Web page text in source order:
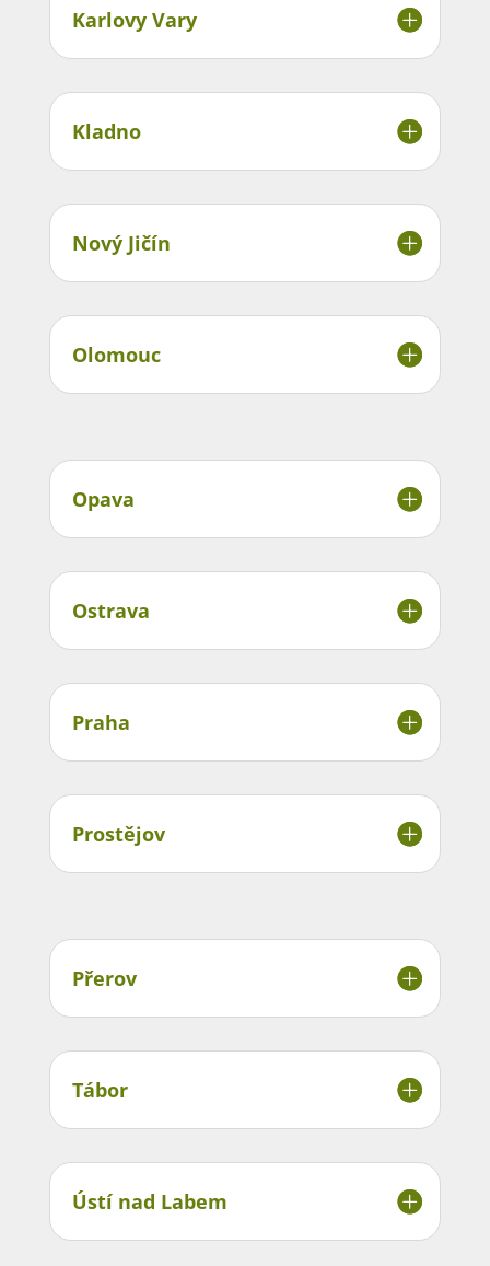
Karlovy Vary
Kladno
Nový Jičín
Olomouc
Opava
Ostrava
Praha
Prostějov
Přerov
Tábor
Ústí nad Labem